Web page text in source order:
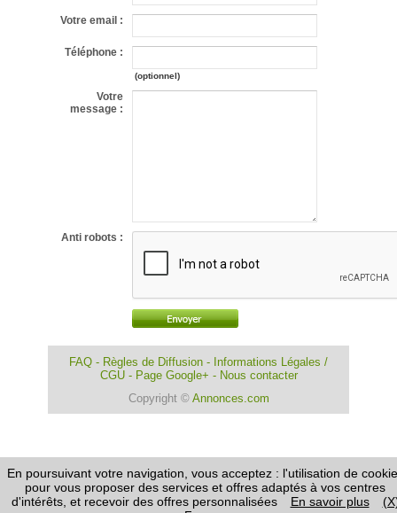
Aide
Votre email :
Téléphone :
(optionnel)
Votre
message :
Anti robots :
FAQ - Règles de Diffusion - Informations Légales /
CGU- Page Google+ - Nous contacter
Copyright © Annonces.com
En poursuivant votre navigation, vous acceptez : l'utilisation de
pour vous proposer des services et offres adaptés à vos centres
d'intérêts, et recevoir des offres personnalisées
En savoir plus